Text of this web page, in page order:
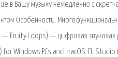
в Вашу музыку немедленно с
Особенности.
Fruity Loops) — цифровая звуковая
for Windows PCs and macOS. FL